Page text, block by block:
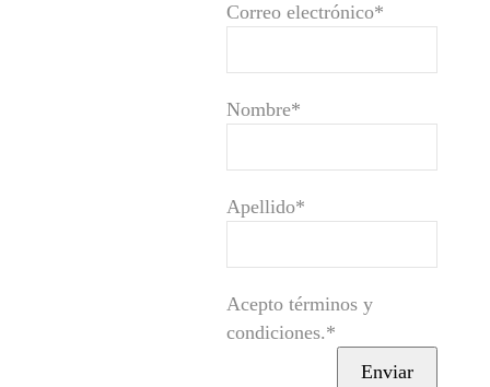
Correo electrónico*
Nombre*
Apellido*
Acepto términos y
condiciones.*